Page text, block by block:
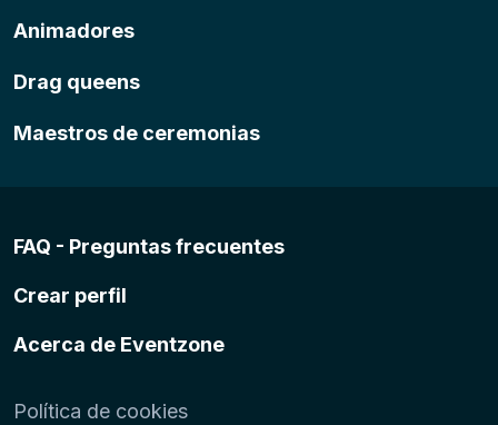
Animadores
Drag queens
Maestros de ceremonias
FAQ - Preguntas frecuentes
Crear perfil
Acerca de Eventzone
Política de cookies